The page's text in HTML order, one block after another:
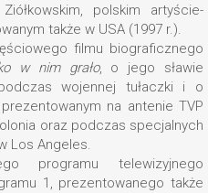
polskim artyście-
także w USA (1997 r.).
filmu biograficznego
w nim grało, o jego sławie
wojennej tułaczki i o
na antenie TVP
oraz podczas specjalnych
Los Angeles.
programu telewizyjnego
1, prezentowanego także